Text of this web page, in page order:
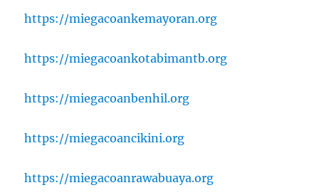
https://miegacoankemayoran.org
https://miegacoankotabimantb.org
https://miegacoanbenhil.org
https://miegacoancikini.org
https://miegacoanrawabuaya.org